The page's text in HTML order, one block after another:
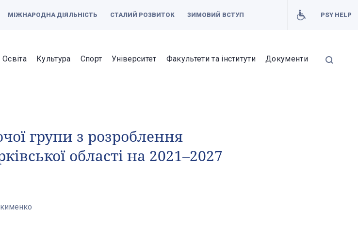
МІЖНАРОДНА ДІЯЛЬНІСТЬ СТАЛИЙ РОЗВИТОК ЗИМОВИЙ ВСТУП PSY HELP
Освіта Культура Спорт Університет Факультети та інститути Документи
групи з розроблення
області на 2021–2027